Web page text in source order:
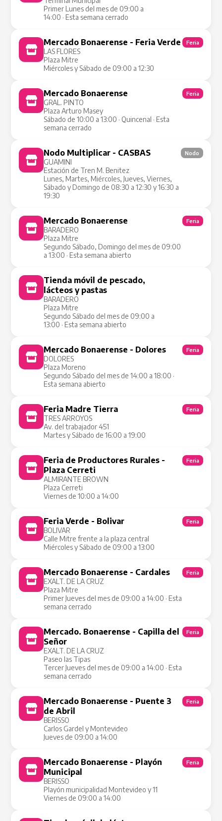
Primer Lunes del mes de 09:00 a
14:00 · Esta semana cerrado
Mercado Bonaerense - Feria Verde
LAS FLORES
Plaza Mitre
Miércoles y Sábado de 09:00 a 12:30
Feria
Mercado Bonaerense
GRAL. PINTO
Plaza Arturo Masey
Sábado de 10:00 a 13:00 · Quincenal · Esta
semana cerrado
Feria
Nodo Multiplicar - CASBAS
GUAMINI
Estación de Tren M. Benitez
Lunes, Martes, Miércoles, Jueves, Viernes,
Sábado y Domingo de 08:30 a 12:30 y 16:30 a
19:30
Nodo
Mercado Bonaerense
BARADERO
Plaza Mitre
Segundo Sábado, Domingo del mes de 09:00
a 13:00 · Esta semana abierto
Feria
Tienda móvil de pescado,
lácteos y pastas
BARADERO
Plaza Mitre
Segundo Sábado del mes de 09:00 a
13:00 · Esta semana abierto
Mercado Bonaerense - Dolores
DOLORES
Plaza Moreno
Segundo Sábado del mes de 14:00 a 18:00 ·
Esta semana abierto
Feria
Feria Madre Tierra
TRES ARROYOS
Av. del trabajador 451
Martes y Sábado de 16:00 a 19:00
Feria
Feria de Productores Rurales -
Plaza Cerreti
ALMIRANTE BROWN
Plaza Cerreti
Viernes de 10:00 a 14:00
Feria
Feria Verde - Bolivar
BOLIVAR
Calle Mitre frente a la plaza central
Miércoles y Sábado de 09:00 a 13:00
Feria
Mercado Bonaerense - Cardales
EXALT. DE LA CRUZ
Plaza Mitre
Primer Jueves del mes de 09:00 a 14:00 · Esta
semana cerrado
Feria
Mercado. Bonaerense - Capilla del
Señor
EXALT. DE LA CRUZ
Paseo las Tipas
Tercer Jueves del mes de 09:00 a 14:00 · Esta
semana cerrado
Feria
Mercado Bonaerense - Puente 3
de Abril
BERISSO
Carlos Gardel y Montevideo
Jueves de 09:00 a 14:00
Feria
Mercado Bonaerense - Playón
Municipal
BERISSO
Playón municipalidad Montevideo y 11
Viernes de 09:00 a 14:00
Feria